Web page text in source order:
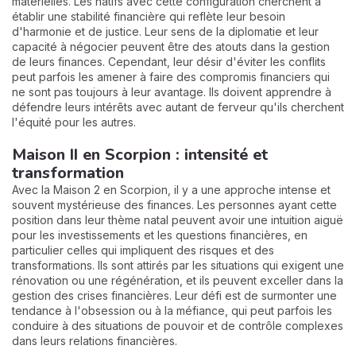
établir une stabilité financière qui reflète leur besoin
d'harmonie et de justice. Leur sens de la diplomatie et leur
capacité à négocier peuvent être des atouts dans la gestion
de leurs finances. Cependant, leur désir d'éviter les conflits
peut parfois les amener à faire des compromis financiers qui
ne sont pas toujours à leur avantage. Ils doivent apprendre à
défendre leurs intérêts avec autant de ferveur qu'ils cherchent
l'équité pour les autres.
Maison II en Scorpion : intensité et
transformation
Avec la Maison 2 en Scorpion, il y a une approche intense et
souvent mystérieuse des finances. Les personnes ayant cette
position dans leur thème natal peuvent avoir une intuition aiguë
pour les investissements et les questions financières, en
particulier celles qui impliquent des risques et des
transformations. Ils sont attirés par les situations qui exigent une
rénovation ou une régénération, et ils peuvent exceller dans la
gestion des crises financières. Leur défi est de surmonter une
tendance à l'obsession ou à la méfiance, qui peut parfois les
conduire à des situations de pouvoir et de contrôle complexes
dans leurs relations financières.